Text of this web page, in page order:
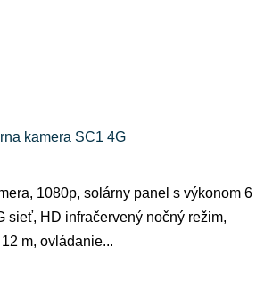
kamera SC1 4G
1080p, solárny panel s výkonom 6
sieť, HD infračervený nočný režim,
m, ovládanie...